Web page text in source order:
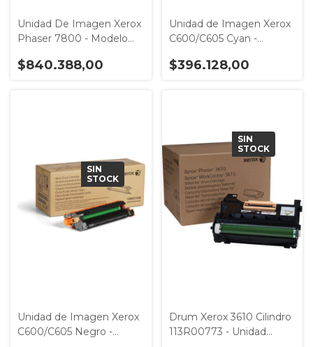
Unidad De Imagen Xerox
Phaser 7800 - Modelo
$840.388,00
Unidad de Imagen Xerox
C600/C605 Cyan -
$396.128,00
SIN
STOCK
Unidad de Imagen Xerox
C600/C605 Negro -
SIN
STOCK
Drum Xerox 3610 Cilindro
113R00773 - Unidad